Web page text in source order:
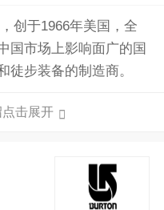
创于1966年美国，全
国市场上影响面广的国
徒步装备的制造商。
击展开